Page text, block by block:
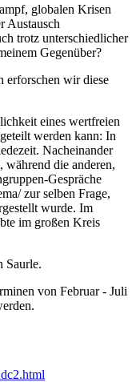
globalen Krisen
Austausch
trotz unterschiedlicher
Gegenüber?
erforschen wir diese
eines wertfreien
werden kann: In
Nacheinander
die anderen,
Gespräche
zur selben Frage,
wurde. Im
im großen Kreis
Saurle.
von Februar - Juli